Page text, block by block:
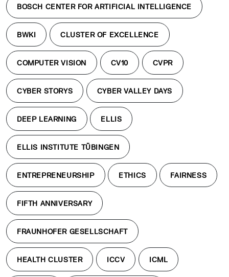
BOSCH CENTER FOR ARTIFICIAL INTELLIGENCE
BWKI CLUSTER OF EXCELLENCE
COMPUTER VISION CV10 CVPR
CYBER STORYS CYBER VALLEY DAYS
DEEP LEARNING ELLIS
ELLIS INSTITUTE TÜBINGEN
ENTREPRENEURSHIP ETHICS FAIRNESS
FIFTH ANNIVERSARY
FRAUNHOFER GESELLSCHAFT
HEALTH CLUSTER ICCV ICML